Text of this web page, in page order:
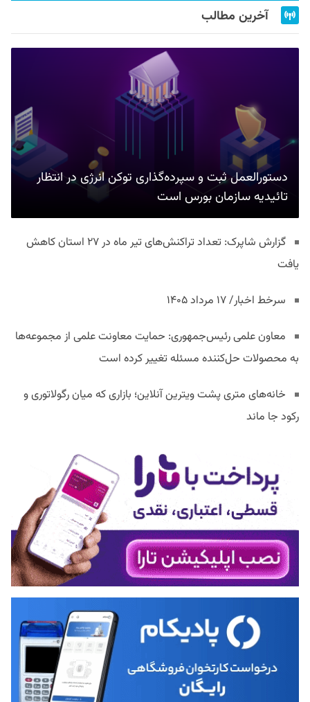
آخرین مطالب
دستورالعمل ثبت و سپرده‌گذاری توکن انرژی در انتظار
تائیدیه سازمان بورس است
گزارش شاپرک: تعداد تراکنش‌های تیر ماه در ۲۷ استان‌ کاهش
یافت
سرخط اخبار/ ۱۷ مرداد ۱۴۰۵
معاون علمی رئیس‌جمهوری: حمایت معاونت علمی از مجموعه‌ها
به محصولات حل‌کننده مسئله تغییر کرده است
خانه‌های متری پشت ویترین آنلاین؛ بازاری که میان رگولاتوری و
رکود جا ماند